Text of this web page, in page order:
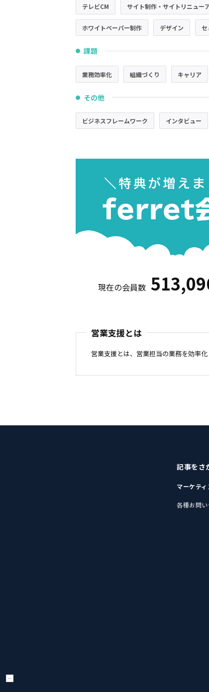
テレビCM サイト制作・サイトリニュー
ホワイトペーパー制作 デザイン セ
● 課題
業務効率化 組織づくり キャリア
● その他
ビジネスフレームワーク インタビュー
現在の会員数
営業支援とは
営業支援とは、営業担当の業務を効率
記事をさ
マーケテ
各種お問